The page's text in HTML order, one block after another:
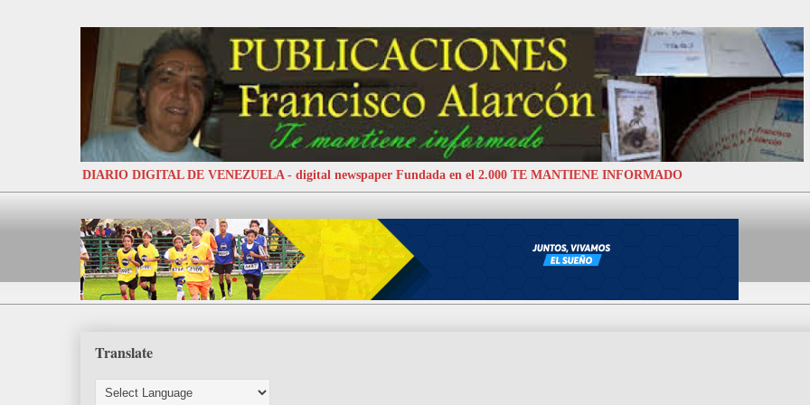
DIARIO DIGITAL DE VENEZUELA - digital newspaper Fundada en el 2.000 TE MANTIENE INFORMADO
Translate